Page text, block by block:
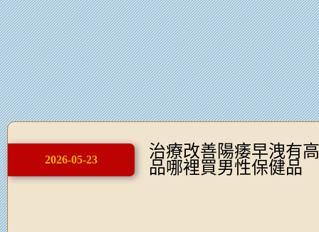
2026-05-23
治療改善陽痿早洩有
品哪裡買男性保健品